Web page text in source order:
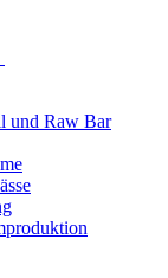
und Raw Bar